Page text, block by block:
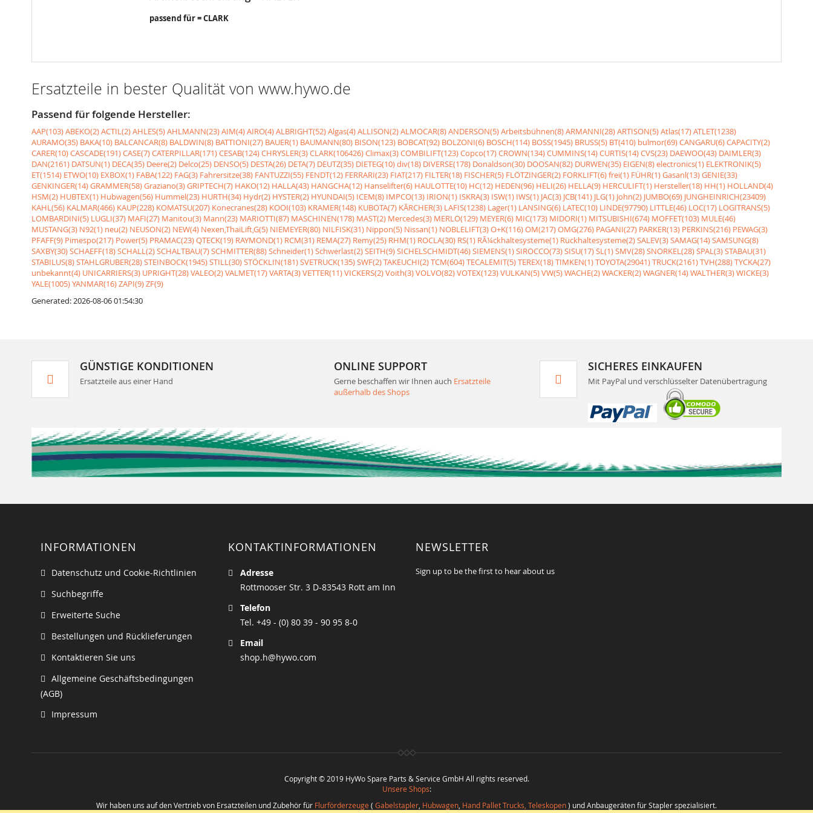
passend für = CLARK
Ersatzteile in bester Qualität von www.hywo.de
Passend für folgende Hersteller:
AAP(103)ABEKO(2)ACTIL(2)AHLES(5)AHLMANN(23)AIM(4)AIRO(4)ALBRIGHT(52)Algas(4)ALLISON(2)ALMOCAR(8)ANDERSON(5)Arbeitsbühnen(8)ARMANNI(28)ARTISON(5)Atlas(17)ATLET(1238)
AURAMO(35) BAKA(10) BALCANCAR(8) BALDWIN(8) BATTIONI(27) BAUER(1) BAUMANN(80) BISON(123) BOBCAT(92) BOLZONI(6) BOSCH(114) BOSS(1945) BRUSS(5) BT(410) bulmor(69)CANGARU(6)CAPACITY(2)
CARER(10)CASCADE(191)CASE(7)CATERPILLAR(171)CESAB(124)CHRYSLER(3)CLARK(106426)Climax(3)COMBILIFT(123)Copco(17)CROWN(134)CUMMINS(14)CURTIS(14)CVS(23) DAEWOO(43) DAIMLER(3)
DAN(2161) DATSUN(1) DECA(35) Deere(2) Delco(25) DENSO(5) DESTA(26) DETA(7) DEUTZ(35) DIETEG(10)div(18) DIVERSE(178) Donaldson(30) DOOSAN(82) DURWEN(35) EIGEN(8)electronics(1) ELEKTRONIK(5)
ET(1514) ETWO(10) EXBOX(1) FABA(122) FAG(3) Fahrersitze(38) FANTUZZI(55) FENDT(12) FERRARI(23) FIAT(217) FILTER(18) FISCHER(5) FLÖTZINGER(2) FORKLIFT(6)frei(1) FÜHR(1)Gasanl(13)GENIE(33)
GENKINGER(14)GRAMMER(58)Graziano(3)GRIPTECH(7) HAKO(12) HALLA(43) HANGCHA(12) Hanselifter(6) HAULOTTE(10) HC(12) HEDEN(96) HELI(26) HELLA(9) HERCULIFT(1) Hersteller(18) HH(1) HOLLAND(4)
HSM(2) HUBTEX(1) Hubwagen(56) Hummel(23) HURTH(34) Hydr(2) HYSTER(2) HYUNDAI(5) ICEM(8) IMPCO(13) IRION(1) ISKRA(3) ISW(1) IWS(1) JAC(3) JCB(141) JLG(1) John(2) JUMBO(69) JUNGHEINRICH(23409)
KAHL(56) KALMAR(466) KAUP(228) KOMATSU(207) Konecranes(28) KOOI(103) KRAMER(148) KUBOTA(7) KÃRCHER(3) LAFIS(1238) Lager(1) LANSING(6) LATEC(10) LINDE(97790) LITTLE(46) LOC(17) LOGITRANS(5)
LOMBARDINI(5) LUGLI(37) MAFI(27) Manitou(3) Mann(23) MARIOTTI(87) MASCHINEN(178) MAST(2) Mercedes(3) MERLO(129) MEYER(6) MIC(173) MIDORI(1) MITSUBISHI(674) MOFFET(103) MULE(46)
MUSTANG(3) N92(1) neu(2) NEUSON(2) NEW(4) Nexen,ThaiLift,G(5) NIEMEYER(80) NILFISK(31) Nippon(5) Nissan(1) NOBLELIFT(3)O+K(116)OM(217)OMG(276) PAGANI(27) PARKER(13) PERKINS(216) PEWAG(3)
PFAFF(9) Pimespo(217) Power(5) PRAMAC(23)QTECK(19) RAYMOND(1) RCM(31) REMA(27) Remy(25) RHM(1) ROCLA(30) RS(1) RÃ¼ckhaltesysteme(1) Rückhaltesysteme(2)SALEV(3)SAMAG(14)SAMSUNG(8)
SAXBY(30)SCHAEFF(18)SCHALL(2)SCHALTBAU(7)SCHMITTER(88)Schneider(1)Schwerlast(2)SEITH(9)SICHELSCHMIDT(46)SIEMENS(1)SIROCCO(73)SISU(17)SL(1)SMV(28)SNORKEL(28)SPAL(3)STABAU(31)
STABILUS(8)STAHLGRUBER(28)STEINBOCK(1945)STILL(30)STÖCKLIN(181)SVETRUCK(135)SWF(2)TAKEUCHI(2)TCM(604)TECALEMIT(5)TEREX(18)TIMKEN(1)TOYOTA(29041)TRUCK(2161)TVH(288)TYCKA(27)
unbekannt(4) UNICARRIERS(3) UPRIGHT(28)VALEO(2)VALMET(17)VARTA(3)VETTER(11)VICKERS(2)Voith(3)VOLVO(82)VOTEX(123)VULKAN(5)VW(5)WACHE(2)WACKER(2)WAGNER(14)WALTHER(3)WICKE(3)
YALE(1005)YANMAR(16)ZAPI(9)ZF(9)
Generated: 2026-08-06 01:54:30
GÜNSTIGE KONDITIONEN
Ersatzteile aus einer Hand
ONLINE SUPPORT
Gerne beschaffen wir Ihnen auch Ersatzteile
außerhalb des Shops
SICHERES EINKAUFEN
Mit PayPal und verschlüsselter Datenübertragung
INFORMATIONEN
Datenschutz und Cookie-Richtlinien
Suchbegriffe
Erweiterte Suche
Bestellungen und Rücklieferungen
Kontaktieren Sie uns
Allgemeine Geschäftsbedingungen
(AGB)
Impressum
KONTAKTINFORMATIONEN
Adresse
Rottmooser Str. 3 D-83543 Rott am Inn
Telefon
Tel. +49 - (0) 80 39 - 90 95 8-0
Email
shop.h@hywo.com
NEWSLETTER
Sign up to be the first to hear about us
Copyright © 2019 HyWo Spare Parts & Service GmbH All rights reserved.
Unsere Shops:
Wir haben uns auf den Vertrieb von Ersatzteilen und Zubehör für Flurförderzeuge ( Gabelstapler, Hubwagen, Hand Pallet Trucks, Teleskopen) und Anbaugeräten für Stapler spezialisiert.